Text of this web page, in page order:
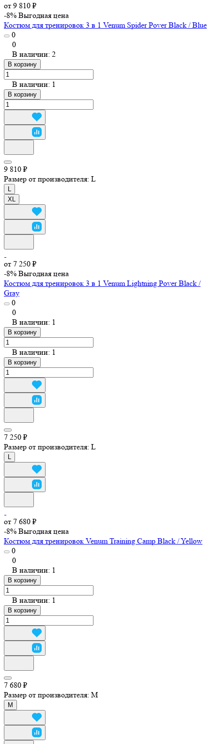
от 9 810 ₽
-8% Выгодная цена
Костюм для тренировок 3 в 1 Venum Spider Pover Black / Blue
0
0
В наличии: 2
В корзину
В наличии: 1
В корзину
9 810 ₽
Размер от производителя: L
XL
от 7 250 ₽
-8% Выгодная цена
Костюм для тренировок 3 в 1 Venum Lightning Pover Black /
Gray
0
0
В наличии: 1
В корзину
В наличии: 1
В корзину
7 250 ₽
Размер от производителя: L
от 7 680 ₽
-8% Выгодная цена
Костюм для тренировок Venum Training Camp Black / Yellow
0
0
В наличии: 1
В корзину
В наличии: 1
В корзину
7 680 ₽
Размер от производителя: M
M